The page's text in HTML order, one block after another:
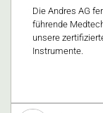
Die Andres AG
führende
unsere
Instrumente.